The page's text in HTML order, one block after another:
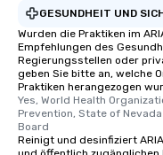
GESUNDHEIT UND
Wurden die Praktiken im
Empfehlungen des
Regierungsstellen oder
geben Sie bitte an, welche
Praktiken herangezogen
Yes, World Health
Prevention, State of
Board
Reinigt und desinfiziert